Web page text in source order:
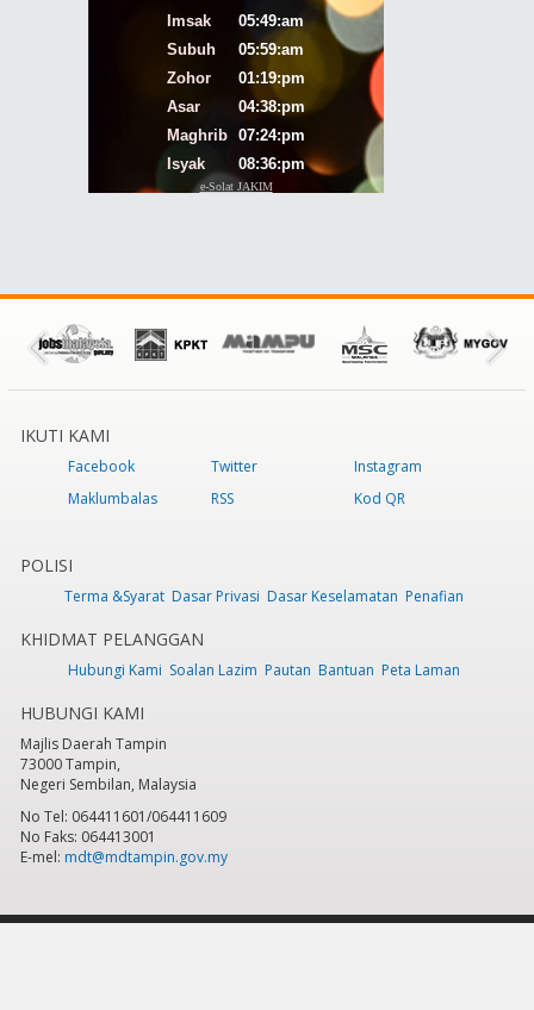
IKUTI KAMI
Facebook Twitter
Instagram
Maklumbalas
RSS Kod QR
POLISI
Terma &Syarat Dasar Privasi Dasar Keselamatan Penafian
KHIDMAT PELANGGAN
Hubungi Kami Soalan Lazim Pautan Bantuan Peta Laman
HUBUNGI KAMI
Majlis Daerah Tampin
73000 Tampin,
Negeri Sembilan, Malaysia
No Tel: 064411601/064411609
No Faks: 064413001
E-mel: mdt@mdtampin.gov.my